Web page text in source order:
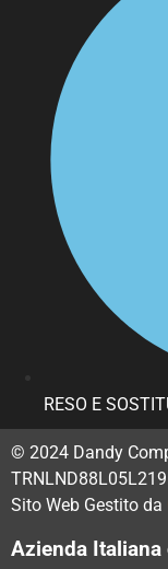
RESO E
© 2024 Dandy
Sito Web Gestito da
Azienda